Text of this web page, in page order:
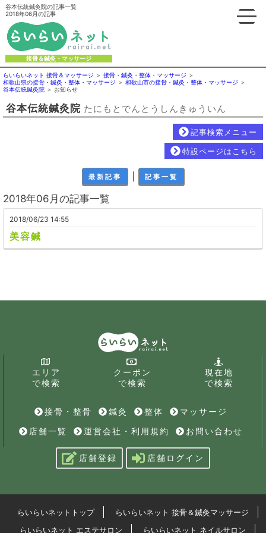
谷本伝統鍼灸院の記事一覧
2018年06月の記事
接骨＆鍼灸・マッサージ
らいらいネット 接骨＆マッサージ
接骨・鍼灸・整体・マッサージ
和歌山県の接骨・鍼灸・整体・マッサージ
和歌山市の接骨・鍼灸・整体・マッサージ
谷本伝統鍼灸院
お知らせ
谷本伝統鍼灸院 たにもとでんとうしんきゅういん
記事検索メニュー
特設ページはこちら
最新記事 ｜ 記事一覧
2018年06月の記事一覧
2018/06/23 14:55
美容鍼
エリア
で検索
クーポン
で検索
現在地
で検索
接骨・整骨 鍼灸 整体
マッサージ
店舗一覧
運営会社・利用規約 お問い合わせ
店舗登録 店舗ログイン
らいらいネットトップ
らいらいネット 接骨＆鍼灸マッサージ
らいらいネット エステサロン
らいらいネット ネイルサロン